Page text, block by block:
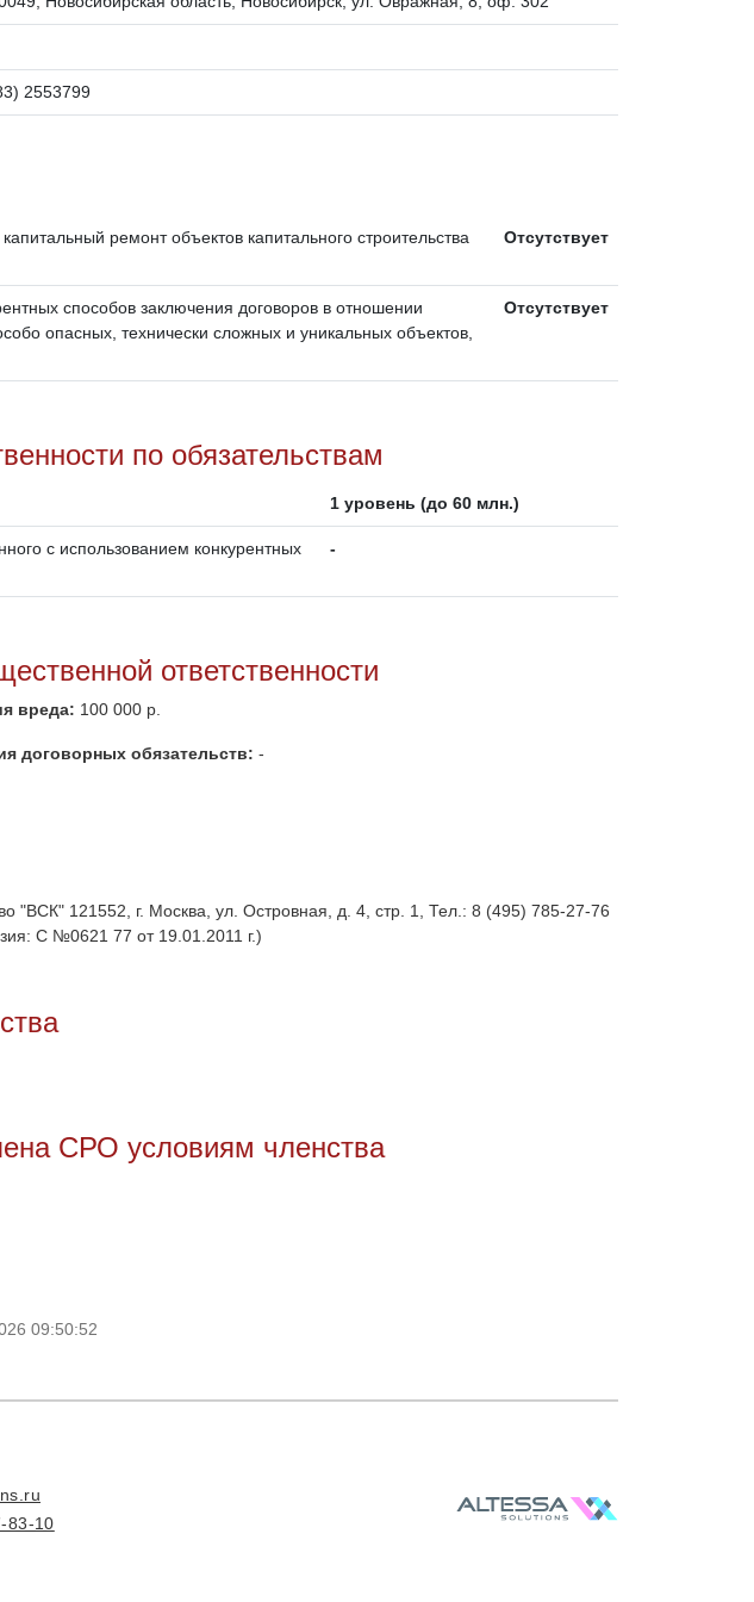
2553799
ремонт объектов капитального строительства
Отсутствует
способов заключения договоров в отношении
опасных, технически сложных и уникальных объектов,
Отсутствует
по обязательствам
1 уровень (до 60 млн.)
с использованием конкурентных
-
ответственности
вреда: 100 000 р.
договорных обязательств: -
"ВСК" 121552, г. Москва, ул. Островная, д. 4, стр. 1, Тел.: 8 (495) 785-27-76
С №0621 77 от 19.01.2011 г.)
СРО условиям членства
09:50:52
83-10